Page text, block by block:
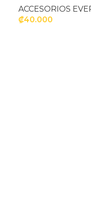
ACCESORIOS
₡40.000